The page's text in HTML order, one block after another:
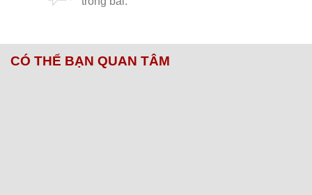
CÓ THỂ BẠN QUAN TÂM